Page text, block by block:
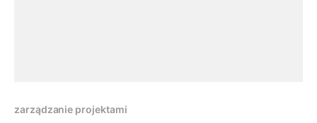
zarządzanie projektami